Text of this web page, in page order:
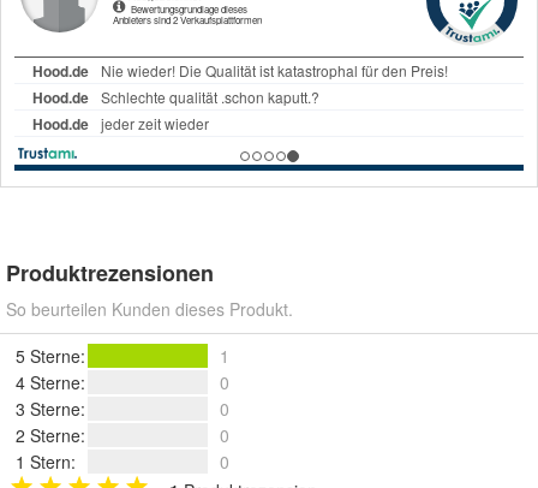
Produktrezensionen
So beurteilen Kunden dieses Produkt.
5 Sterne:
1
4 Sterne:
0
3 Sterne:
0
2 Sterne:
0
1 Stern:
0